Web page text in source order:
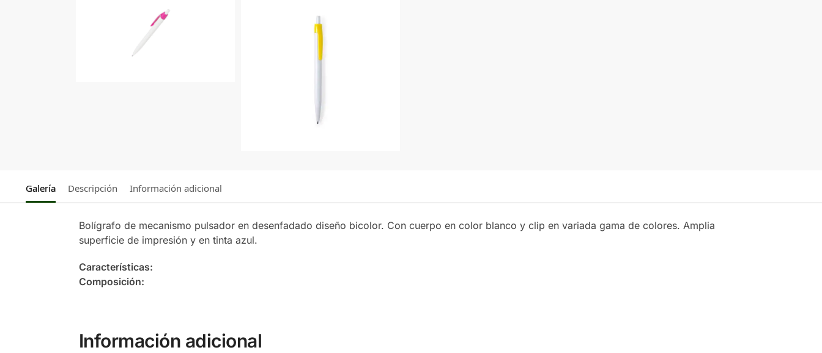
Galería Descripción Información adicional
Bolígrafo de mecanismo pulsador en desenfadado diseño bicolor. Con cuerpo en color blanco y clip en variada gama de colores. Amplia
superficie de impresión y en tinta azul.
Características:
Composición:
Información adicional